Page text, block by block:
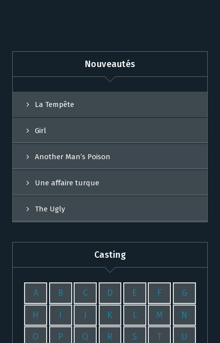
Nouveautés
La Tempête
Girl
Another Man’s Poison
Une affaire turque
The Ugly
Casting
A B C D E F G
H I J K L M N
O P Q R S T U